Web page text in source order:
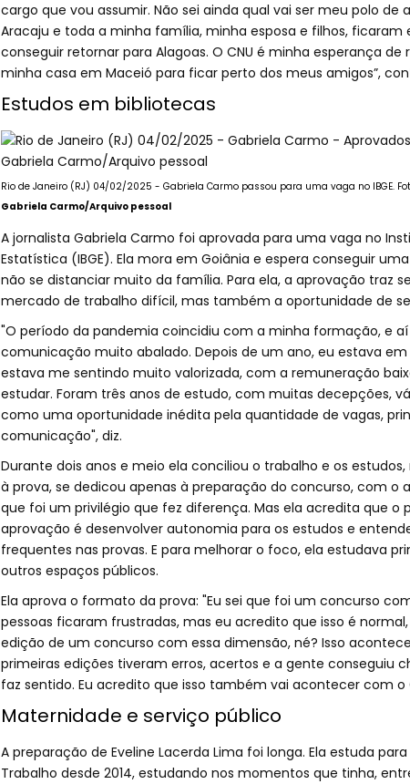
cargo que vou assumir. Não sei ainda qual vai ser meu polo
Aracaju e toda a minha família, minha esposa e filhos, ficaram
conseguir retornar para Alagoas. O CNU é minha esperança de
minha casa em Maceió para ficar perto dos meus amigos”,
Estudos em bibliotecas
Rio de Janeiro (RJ) 04/02/2025 - Gabriela Carmo passou para uma vaga no IBGE.
Gabriela Carmo/Arquivo pessoal
A jornalista Gabriela Carmo foi aprovada para uma vaga no
Estatística (IBGE). Ela mora em Goiânia e espera conseguir
não se distanciar muito da família. Para ela, a aprovação traz
mercado de trabalho difícil, mas também a oportunidade de
"O período da pandemia coincidiu com a minha formação, e
comunicação muito abalado. Depois de um ano, eu estava
estava me sentindo muito valorizada, com a remuneração
estudar. Foram três anos de estudo, com muitas decepções,
como uma oportunidade inédita pela quantidade de vagas,
comunicação", diz.
Durante dois anos e meio ela conciliou o trabalho e os
à prova, se dedicou apenas à preparação do concurso, com o
que foi um privilégio que fez diferença. Mas ela acredita que o
aprovação é desenvolver autonomia para os estudos e
frequentes nas provas. E para melhorar o foco, ela estudava
outros espaços públicos.
Ela aprova o formato da prova: "Eu sei que foi um concurso
pessoas ficaram frustradas, mas eu acredito que isso é
edição de um concurso com essa dimensão, né? Isso
primeiras edições tiveram erros, acertos e a gente conseguiu
faz sentido. Eu acredito que isso também vai acontecer com o
Maternidade e serviço público
A preparação de Eveline Lacerda Lima foi longa. Ela estuda
Trabalho desde 2014, estudando nos momentos que tinha,